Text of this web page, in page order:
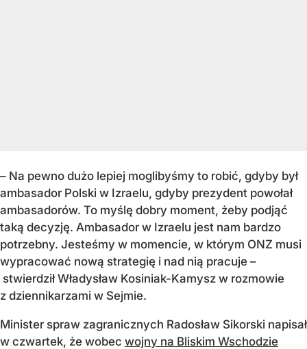
– Na pewno dużo lepiej moglibyśmy to robić, gdyby był
ambasador Polski w Izraelu, gdyby prezydent powołał
ambasadorów. To myślę dobry moment, żeby podjąć
taką decyzję. Ambasador w Izraelu jest nam bardzo
potrzebny. Jesteśmy w momencie, w którym ONZ musi
wypracować nową strategię i nad nią pracuje –
stwierdził Władysław Kosiniak-Kamysz w rozmowie
z dziennikarzami w Sejmie.
Minister spraw zagranicznych Radosław Sikorski napisał
w czwartek, że wobec wojny na Bliskim Wschodzie